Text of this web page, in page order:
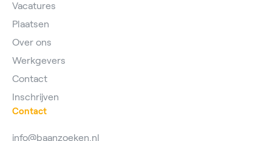
Vacatures
Plaatsen
Over ons
Werkgevers
Contact
Inschrijven
Contact
info@baanzoeken.nl